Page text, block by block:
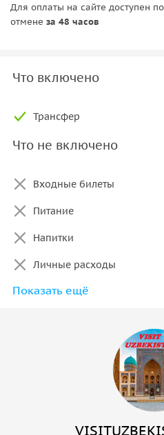
Для оплаты на сайте доступен
отмене за 48 часов
Что включено
Трансфер
Что не включено
Входные билеты
Питание
Напитки
Личные расходы
Экскурсия
Показать ещё